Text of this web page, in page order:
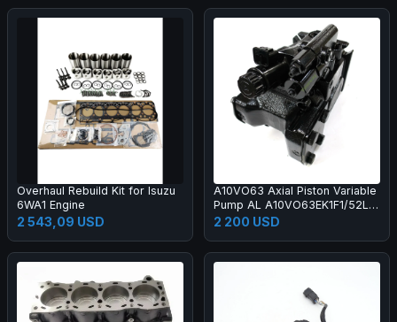
Overhaul Rebuild Kit for Isuzu
6WA1 Engine
2 543,09 USD
A10VO63 Axial Piston Variable
Pump AL A10VO63EK1F1/52L-
VSD62N00T-S1677 Hydraulic
2 200 USD